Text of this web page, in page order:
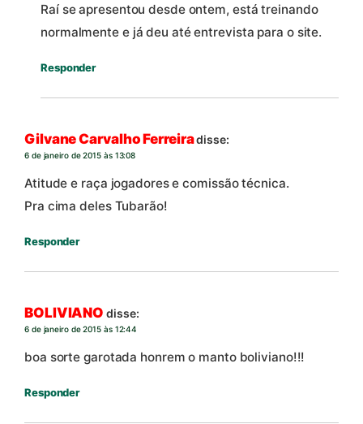
Raí se apresentou desde ontem, está treinando
normalmente e já deu até entrevista para o site.
Responder
Gilvane Carvalho Ferreiradisse:
6 de janeiro de 2015 às 13:08
Atitude e raça jogadores e comissão técnica.
Pra cima deles Tubarão!
Responder
BOLIVIANO disse:
6 de janeiro de 2015 às 12:44
boa sorte garotada honrem o manto boliviano!!!
Responder